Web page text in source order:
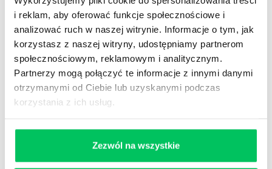
i reklam, aby oferować funkcje społecznościowe i
analizować ruch w naszej witrynie. Informacje o tym, jak
korzystasz z naszej witryny, udostępniamy partnerom
społecznościowym, reklamowym i analitycznym.
Partnerzy mogą połączyć te informacje z innymi danymi
otrzymanymi od Ciebie lub uzyskanymi podczas
korzystania z ich usług.
Zezwól na wszystkie
Gamma Q&A
Odpowiedzi na często pojawiające się pytania z
obszaru HR.